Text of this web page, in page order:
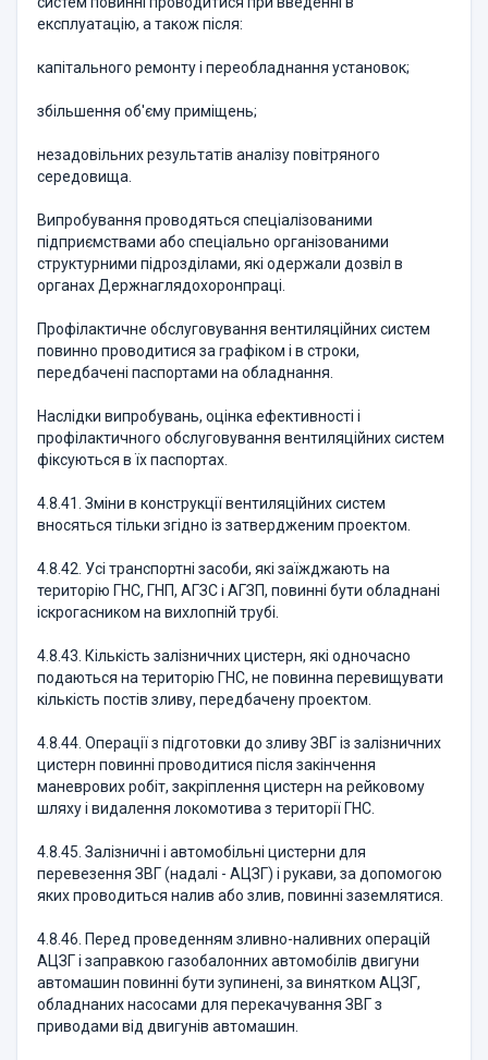
експлуатацію, а також після:
капітального ремонту і переобладнання установок;
збільшення об'єму приміщень;
незадовільних результатів аналізу повітряного
середовища.
Випробування проводяться спеціалізованими
підприємствами або спеціально організованими
структурними підрозділами, які одержали дозвіл в
органах Держнаглядохоронпраці.
Профілактичне обслуговування вентиляційних систем
повинно проводитися за графіком і в строки,
передбачені паспортами на обладнання.
Наслідки випробувань, оцінка ефективності і
профілактичного обслуговування вентиляційних систем
фіксуються в їх паспортах.
4.8.41. Зміни в конструкції вентиляційних систем
вносяться тільки згідно із затвердженим проектом.
4.8.42. Усі транспортні засоби, які заїжджають на
територію ГНС, ГНП, АГЗС і АГЗП, повинні бути обладнані
іскрогасником на вихлопній трубі.
4.8.43. Кількість залізничних цистерн, які одночасно
подаються на територію ГНС, не повинна перевищувати
кількість постів зливу, передбачену проектом.
4.8.44. Операції з підготовки до зливу ЗВГ із залізничних
цистерн повинні проводитися після закінчення
маневрових робіт, закріплення цистерн на рейковому
шляху і видалення локомотива з території ГНС.
4.8.45. Залізничні і автомобільні цистерни для
перевезення ЗВГ (надалі - АЦЗГ) і рукави, за допомогою
яких проводиться налив або злив, повинні заземлятися.
4.8.46. Перед проведенням зливно-наливних операцій
АЦЗГ і заправкою газобалонних автомобілів двигуни
автомашин повинні бути зупинені, за винятком АЦЗГ,
обладнаних насосами для перекачування ЗВГ з
приводами від двигунів автомашин.